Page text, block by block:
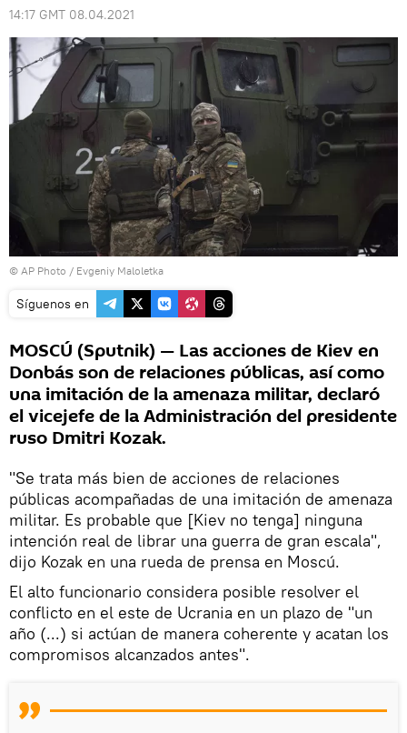
14:17 GMT 08.04.2021
© AP Photo / Evgeniy Maloletka
Síguenos en
MOSCÚ (Sputnik) — Las acciones de Kiev en
Donbás son de relaciones públicas, así como
una imitación de la amenaza militar, declaró
el vicejefe de la Administración del presidente
ruso Dmitri Kozak.
"Se trata más bien de acciones de relaciones
públicas acompañadas de una imitación de amenaza
militar. Es probable que [Kiev no tenga] ninguna
intención real de librar una guerra de gran escala",
dijo Kozak en una rueda de prensa en Moscú.
El alto funcionario considera posible resolver el
conflicto en el este de Ucrania en un plazo de "un
año (...) si actúan de manera coherente y acatan los
compromisos alcanzados antes".